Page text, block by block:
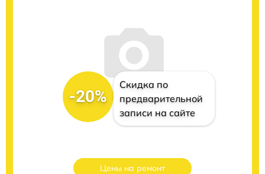
-20%
Скидка по
предварительной
записи на сайте
Цены на ремонт